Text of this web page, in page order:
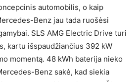
automobilis, o kaip
Benz jau tada ruošėsi
SLS AMG Electric Drive turi
kartu išspaudžiančius 392 kW
momentą. 48 kWh baterija nieko
Benz sakė, kad siekia